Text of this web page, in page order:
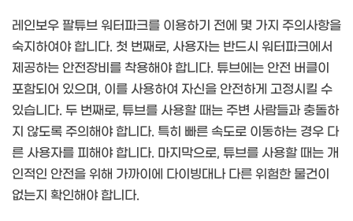
레인보우 팔튜브 워터파크를 이용하기 전에 몇 가지 주의사항을
숙지하여야 합니다. 첫 번째로, 사용자는 반드시 워터파크에서
제공하는 안전장비를 착용해야 합니다. 튜브에는 안전 버클이
포함되어 있으며, 이를 사용하여 자신을 안전하게 고정시킬 수
있습니다. 두 번째로, 튜브를 사용할 때는 주변 사람들과 충돌하
지 않도록 주의해야 합니다. 특히 빠른 속도로 이동하는 경우 다
른 사용자를 피해야 합니다. 마지막으로, 튜브를 사용할 때는 개
인적인 안전을 위해 가까이에 다이빙대나 다른 위험한 물건이
없는지 확인해야 합니다.